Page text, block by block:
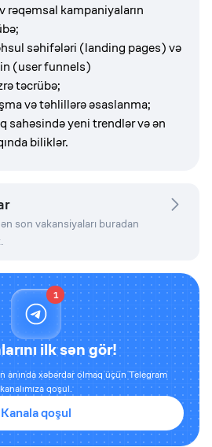
rəqəmsal kampaniyaların
səhifələri (landing pages) və
(user funnels)
təcrübə;
və təhlillərə əsaslanma;
sahəsində yeni trendlər və ən
biliklər.
son vakansiyaları buradan
1
ilk sən gör!
anında xəbərdar olmaq üçün Telegram
kanalımıza qoşul.
Kanala qoşul